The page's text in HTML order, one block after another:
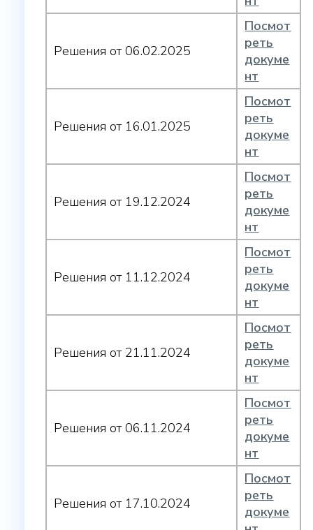
Решения от 06.02.2025
Посмот
реть
докуме
нт
Решения от 16.01.2025
Посмот
реть
докуме
нт
Решения от 19.12.2024
Посмот
реть
докуме
нт
Решения от 11.12.2024
Посмот
реть
докуме
нт
Решения от 21.11.2024
Посмот
реть
докуме
нт
Решения от 06.11.2024
Посмот
реть
докуме
нт
Решения от 17.10.2024
Посмот
реть
докуме